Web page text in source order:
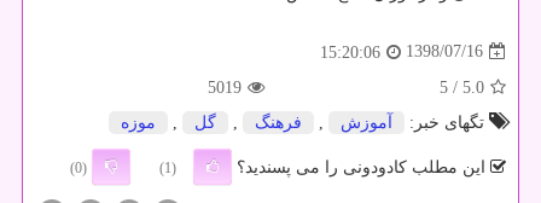
1398/07/16
15:20:06
5.0
/ 5
5019
تگهای خبر:
آموزش , فرهنگ , گل , موزه
این مطلب کادودونی را می پسندید؟ (1)
(0)